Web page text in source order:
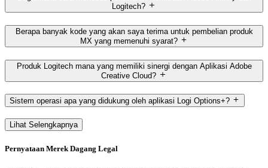
Logitech?
Berapa banyak kode yang akan saya terima untuk pembelian produk
MX yang memenuhi syarat?
Produk Logitech mana yang memiliki sinergi dengan Aplikasi Adobe
Creative Cloud?
Sistem operasi apa yang didukung oleh aplikasi Logi Options+?
Lihat Selengkapnya
Pernyataan Merek Dagang Legal